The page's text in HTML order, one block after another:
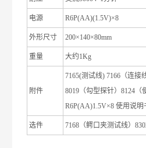
电源 R6P(AA)(1.5V)×8
外形尺寸 200×140×80mm
重量 大约1Kg
附件
7165(测试线) 7166 （连接
8019 （勾型探针）8124
R6P(AA)1.5V×8使用说明
选件 7168 （鳄口夹测试线）